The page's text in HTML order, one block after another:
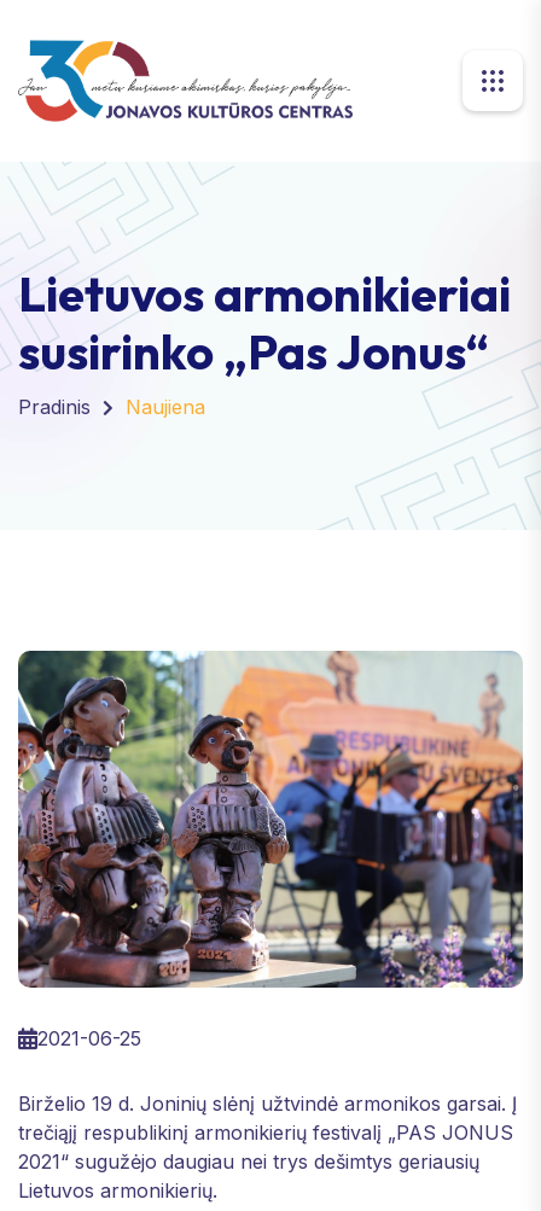
Lietuvos armonikieriai
susirinko „Pas Jonus“
Pradinis Naujiena
2021-06-25
Birželio 19 d. Joninių slėnį užtvindė armonikos garsai. Į
trečiąjį respublikinį armonikierių festivalį „PAS JONUS
2021“ sugužėjo daugiau nei trys dešimtys geriausių
Lietuvos armonikierių.